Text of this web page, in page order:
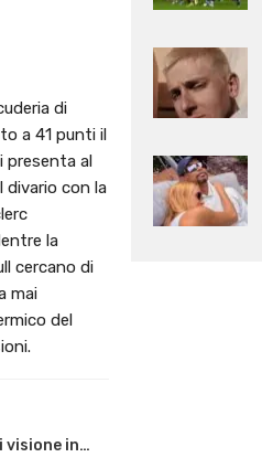
di
a 41 punti il
presenta al
divario con la
la
cercano di
mai
del
visione in…